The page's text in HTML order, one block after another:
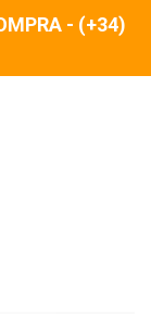
- (+34)